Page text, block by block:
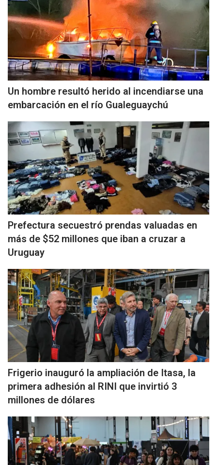
Un hombre resultó herido al incendiarse una
embarcación en el río Gualeguaychú
Prefectura secuestró prendas valuadas en
más de $52 millones que iban a cruzar a
Uruguay
Frigerio inauguró la ampliación de Itasa, la
primera adhesión al RINI que invirtió 3
millones de dólares